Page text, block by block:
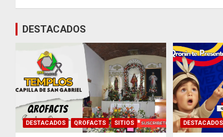
entradas
DESTACADOS
DESTACADOS QROFACTS SITIOS DESTACADOS